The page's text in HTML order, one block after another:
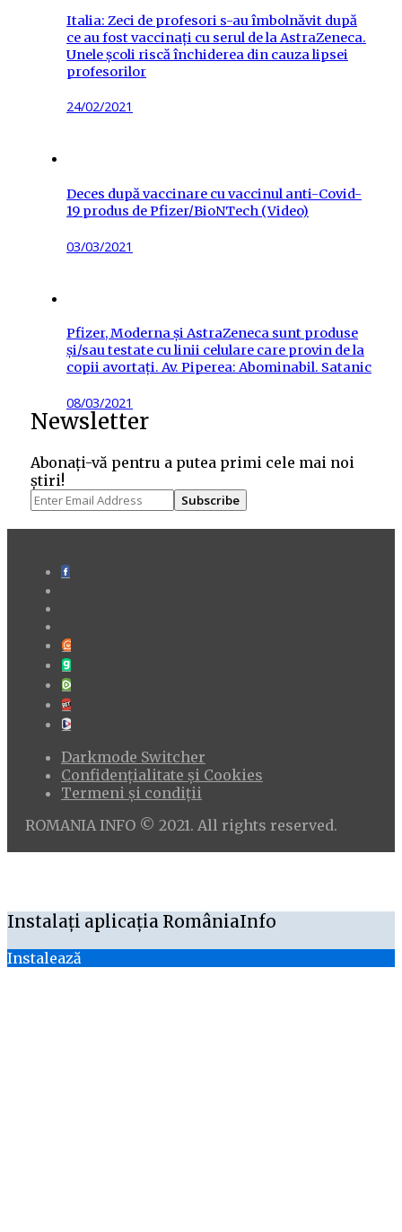
Italia: Zeci de profesori s-au îmbolnăvit după
ce au fost vaccinați cu serul de la AstraZeneca.
Unele școli riscă închiderea din cauza lipsei
profesorilor
Posted
24/02/2021
Deces după vaccinare cu vaccinul anti-Covid-
19 produs de Pfizer/BioNTech (Video)
Posted
03/03/2021
Pfizer, Moderna și AstraZeneca sunt produse
și/sau testate cu linii celulare care provin de la
copii avortați. Av. Piperea: Abominabil. Satanic
Posted
on
08/03/2021
Newsletter
Abonați-vă pentru a putea primi cele mai noi
știri!
Subscribe
Darkmode Switcher
Confidențialitate și Cookies
Termeni și condiții
ROMANIA INFO © 2021. All rights reserved.
Instalați aplicația RomâniaInfo
Instalează